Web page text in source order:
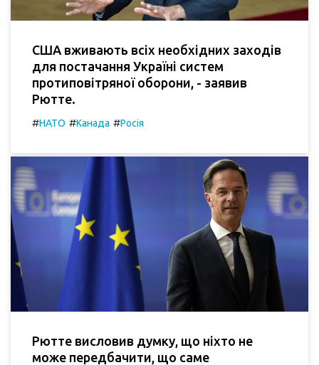
США вживають всіх необхідних заходів
для постачання Україні систем
протиповітряної оборони, - заявив
Рютте.
#НАТО #Канада #Росія
Рютте висловив думку, що ніхто не
може передбачити, що саме